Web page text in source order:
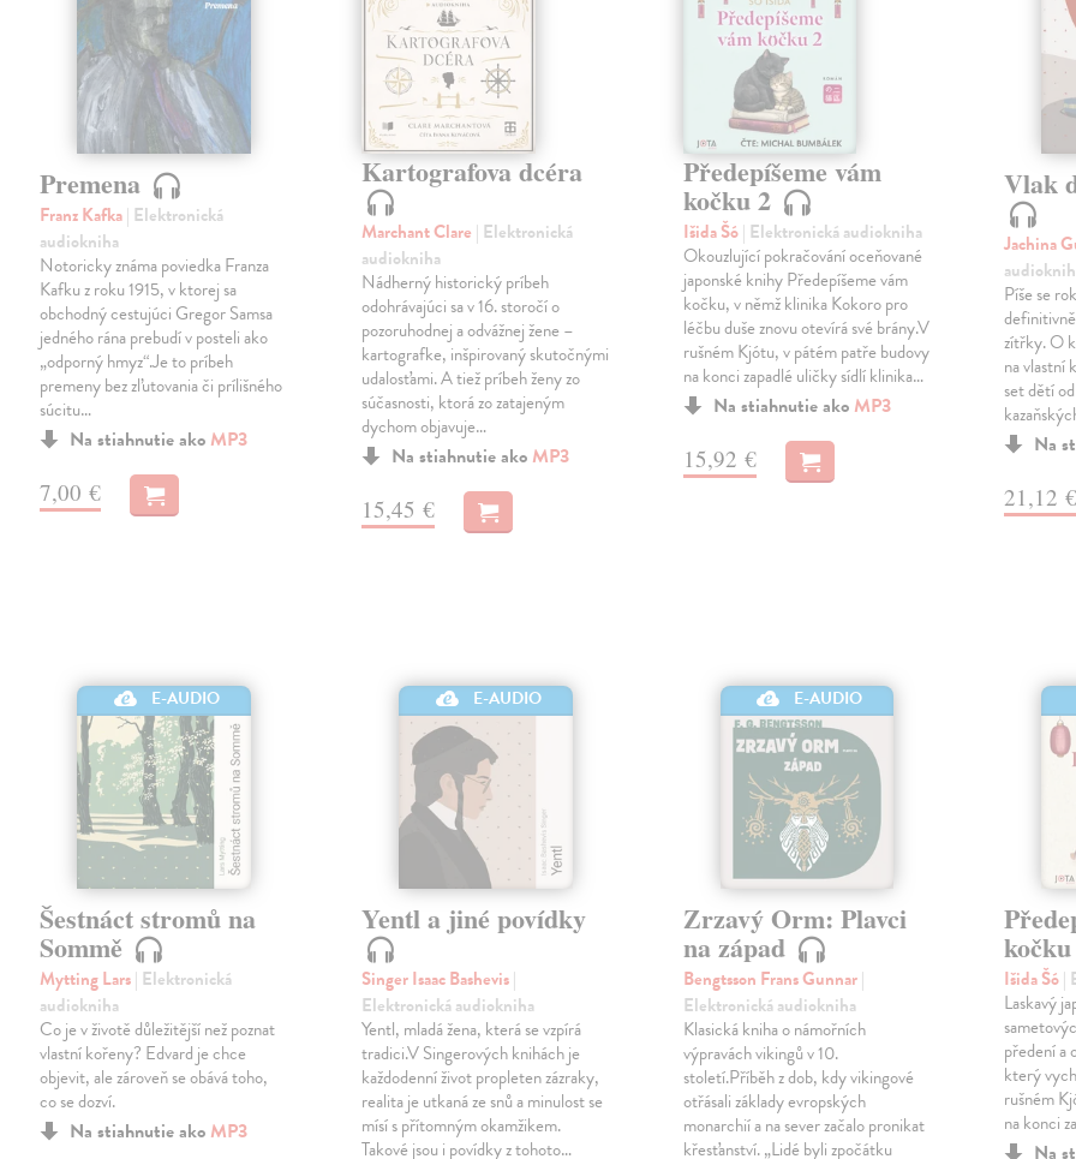
Premena
Franz Kafka| Elektronická
audiokniha
Notoricky známa poviedka Franza
Kafku z roku 1915, v ktorej sa
obchodný cestujúci Gregor Samsa
jedného rána prebudí v posteli ako
„odporný hmyz“.Je to príbeh
premeny bez zľutovania či prílišného
súcitu…
Na stiahnutie ako MP3
7,00 €
Kartografova dcéra
Marchant Clare | Elektronická
audiokniha
Nádherný historický príbeh
odohrávajúci sa v 16. storočí o
pozoruhodnej a odvážnej žene –
kartografke, inšpirovaný skutočnými
udalosťami. A tiež príbeh ženy zo
súčasnosti, ktorá zo zatajeným
dychom objavuje…
Na stiahnutie ako MP3
15,45 €
Předepíšeme vám
kočku 2
Išida Šó| Elektronická audiokniha
Okouzlující pokračování oceňované
japonské knihy Předepíšeme vám
kočku, v němž klinika Kokoro pro
léčbu duše znovu otevírá své brány.V
rušném Kjótu, v pátém patře budovy
na konci zapadlé uličky sídlí klinika…
Na stiahnutie ako MP3
15,92 €
Vlak
Jachina
Píše se
zítřky. O
na vlastní
set dětí
Na
21,12 €
E-AUDIO
Šestnáct stromů na
Sommě
Mytting Lars| Elektronická
audiokniha
Co je v životě důležitější než poznat
vlastní kořeny? Edvard je chce
objevit, ale zároveň se obává toho,
co se dozví.
Na stiahnutie ako MP3
E-AUDIO
Yentl a jiné povídky
Singer Isaac Bashevis|
Elektronická audiokniha
Yentl, mladá žena, která se vzpírá
tradici.V Singerových knihách je
každodenní život propleten zázraky,
realita je utkaná ze snů a minulost se
mísí s přítomným okamžikem.
Takové jsou i povídky z tohoto…
E-AUDIO
Zrzavý Orm: Plavci
na západ
Bengtsson Frans Gunnar|
Elektronická audiokniha
Klasická kniha o námořních
výpravách vikingů v 10.
století.Příběh z dob, kdy vikingové
otřásali základy evropských
monarchií a na sever začalo pronikat
křesťanství. „Lidé byli zpočátku
kočku
Išida Šó|
Laskavý
předení a
který
rušném
na konci